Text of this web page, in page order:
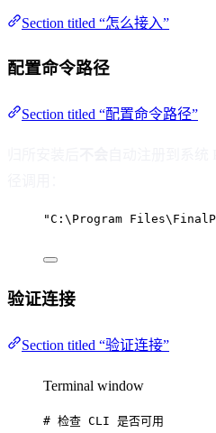
Section titled “怎么接入”
配置命令路径
Section titled “配置命令路径”
"C:\Program
验证连接
Section titled “验证连接”
Terminal window
# 检查 CLI 是否可用